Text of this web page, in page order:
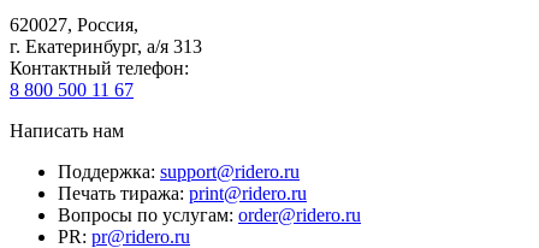
620027, Россия,
г. Екатеринбург, а/я 313
Контактный телефон:
8 800 500 11 67
Написать нам
Поддержка: support@ridero.ru
Печать тиража: print@ridero.ru
Вопросы по услугам: order@ridero.ru
PR: pr@ridero.ru